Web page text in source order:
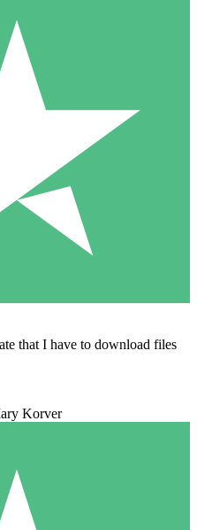
that I have to download files
Korver